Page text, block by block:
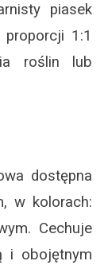
piasek
1:1
roślin lub
dostępna
w kolorach:
Cechuje
i obojętnym